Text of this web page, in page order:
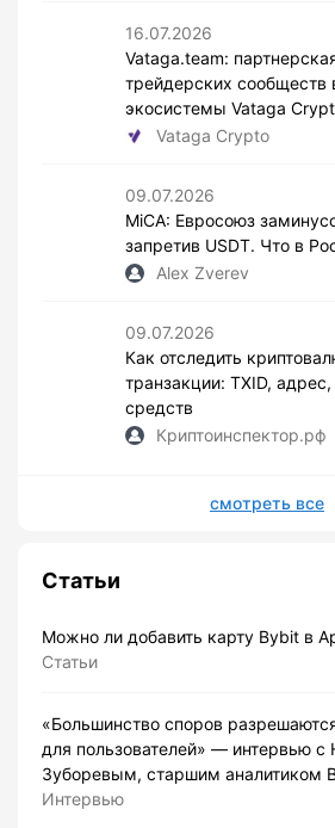
16.07.2026
Vataga.team:
трейдерских сообществ
экосистемы Vataga
Vataga Crypto
09.07.2026
MiCA: Евросоюз
запретив USDT. Что в
Alex Zverev
09.07.2026
Как отследить
транзакции: TXID,
средств
Криптоинспектор.рф
смотреть все
Статьи
Можно ли добавить карту Bybit в
Статьи
«Большинство споров
для пользователей» — интервью с
Зуборевым, старшим аналитиком
Интервью